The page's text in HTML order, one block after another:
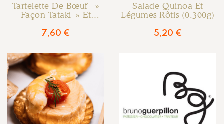
Tartelette De Bœuf »
Façon Tataki » Et
7,60 €
Salade Quinoa Et
Légumes Rôtis (0.300g)
5,20 €